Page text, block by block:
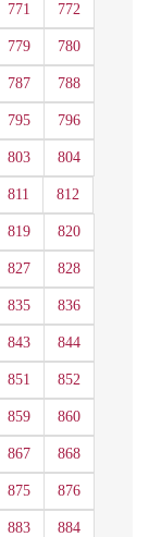
771 772
779 780
787 788
795 796
803 804
811 812
819 820
827 828
835 836
843 844
851 852
859 860
867 868
875 876
883 884